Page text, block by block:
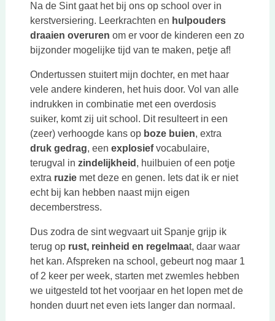
Na de Sint gaat het bij ons op school over in
kerstversiering. Leerkrachten en hulpouders
draaien overuren om er voor de kinderen een zo
bijzonder mogelijke tijd van te maken, petje af!
Ondertussen stuitert mijn dochter, en met haar
vele andere kinderen, het huis door. Vol van alle
indrukken in combinatie met een overdosis
suiker, komt zij uit school. Dit resulteert in een
(zeer) verhoogde kans op boze buien, extra
druk gedrag, een explosiefvocabulaire,
terugval in zindelijkheid , huilbuien of een potje
extra ruziemet deze en genen. Iets dat ik er niet
echt bij kan hebben naast mijn eigen
decemberstress.
Dus zodra de sint wegvaart uit Spanje grijp ik
terug oprust, reinheid en regelmaat, daar waar
het kan. Afspreken na school, gebeurt nog maar 1
of 2 keer per week, starten met zwemles hebben
we uitgesteld tot het voorjaar en het lopen met de
honden duurt net even iets langer dan normaal.